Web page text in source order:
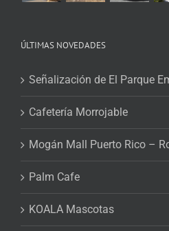
ÚLTIMAS NOVEDADES
Señalización de El Parque
Cafetería Morrojable
Mogán Mall Puerto Rico –
Palm Cafe
KOALA Mascotas